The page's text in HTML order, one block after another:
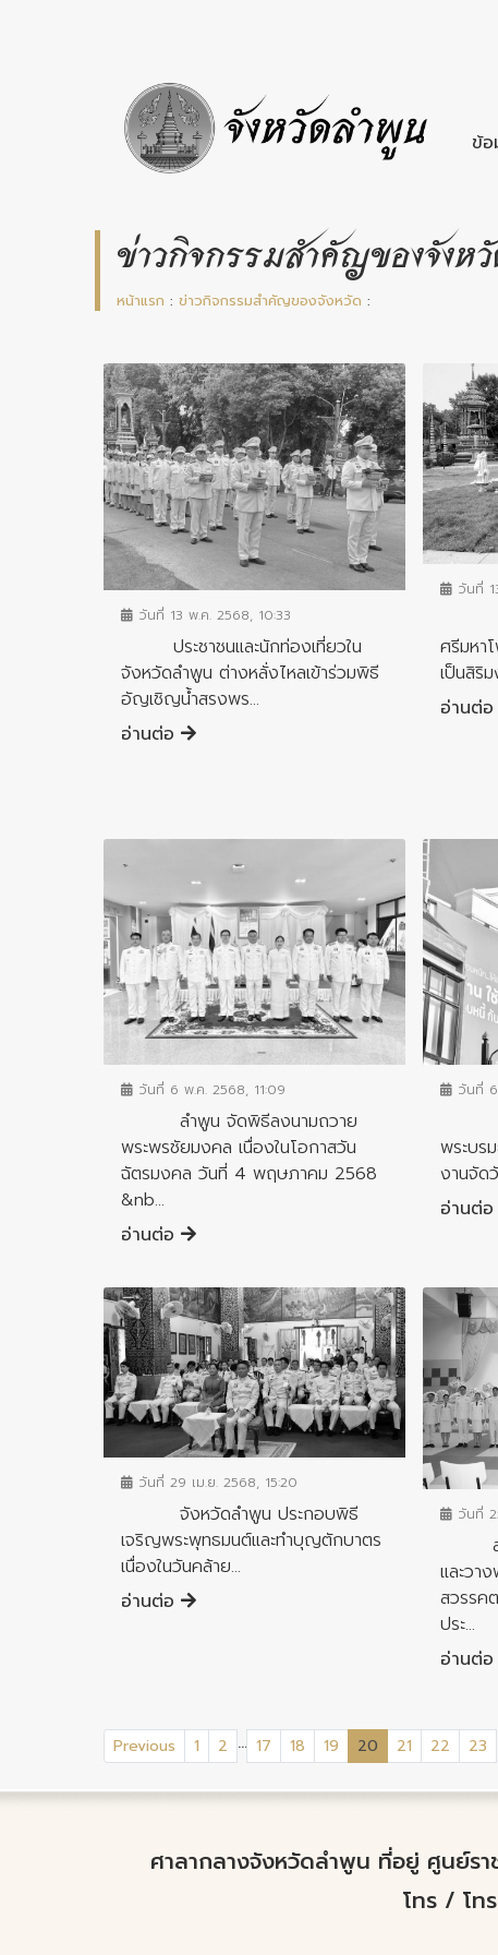
ข้
ข่าวกิจกรรมสำคัญของจังห
หน้าแรก : ข่าวกิจกรรมสำคัญของจังหวัด :
ข่าวกิจกรรมสำคัญจังหวัด
วันที่ 13 พ.ค. 2568, 10:33
ประชาชนและนักท่องเที่ยวใน
จังหวัดลำพูน ต่างหลั่งไหลเข้าร่วมพิธี
อัญเชิญน้ำสรงพร...
อ่านต่อ
ข่าวกิจ
วันที่
จังห
ศรีมหา
เป็นสิริ
อ่านต่อ
ข่าวกิจกรรมสำคัญจังหวัด
วันที่ 6 พ.ค. 2568, 11:09
ลำพูน จัดพิธีลงนามถวาย
พระพรชัยมงคล เนื่องในโอกาสวัน
ฉัตรมงคล วันที่ 4 พฤษภาคม 2568
&nb...
อ่านต่อ
ข่าวกิจ
วันที่ 6
เริ่ม
พระบร
งานจัด
อ่านต่อ
ข่าวกิจกรรมสำคัญจังหวัด
วันที่ 29 เม.ย. 2568, 15:20
จังหวัดลำพูน ประกอบพิธี
เจริญพระพุทธมนต์และทำบุญตักบาตร
เนื่องในวันคล้าย...
อ่านต่อ
ข่าวกิจ
วันที่
ลำพู
และวา
สวรรค
ประ...
อ่านต่อ
Previous 1 2 ... 17 18 19 20 (current)
21 22 23
ศาลากลางจังหวัดลำพูน ที่อยู่ ศูนย์รา
โทร / โท